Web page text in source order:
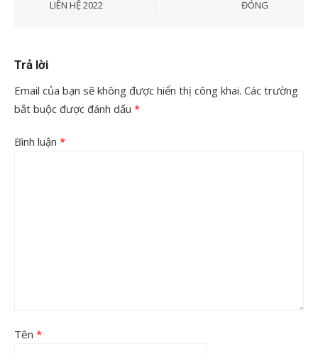
LIÊN HỆ 2022 ĐÓNG
Trả lời
Email của bạn sẽ không được hiển thị công khai. Các trường
bắt buộc được đánh dấu *
Bình luận *
Tên *